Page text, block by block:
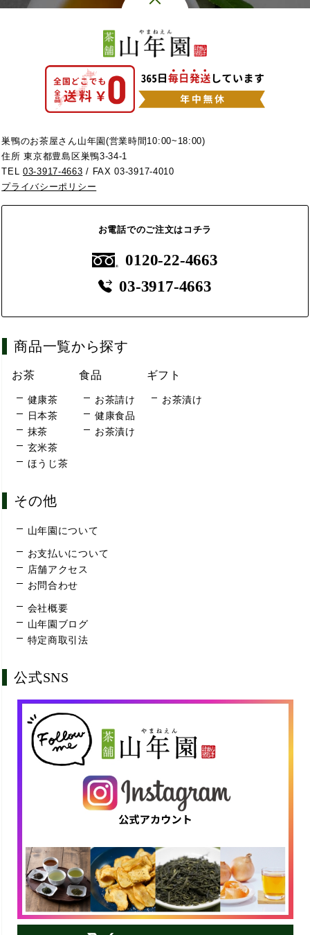
巣鴨のお茶屋さん山年園(営業時間10:00~18:00)
住所 東京都豊島区巣鴨3-34-1
TEL03-3917-4663 / FAX 03-3917-4010
プライバシーポリシー
お電話でのご注文はコチラ
0120-22-4663
03-3917-4663
商品一覧から探す
お茶
健康茶
日本茶
抹茶
玄米茶
ほうじ茶
食品
お茶請け
健康食品
お茶漬け
ギフト
お茶漬け
その他
山年園について
お支払いについて
店舗アクセス
お問合わせ
会社概要
山年園ブログ
特定商取引法
公式SNS